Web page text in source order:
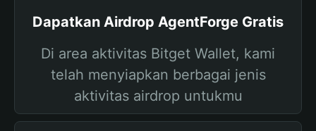
Dapatkan Airdrop AgentForge Gratis
Di area aktivitas Bitget Wallet, kami
telah menyiapkan berbagai jenis
aktivitas airdrop untukmu